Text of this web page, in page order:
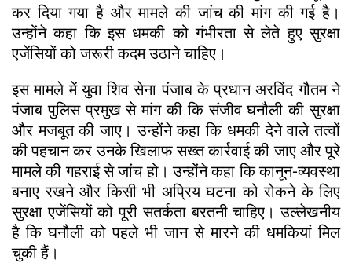
कर दिया गया है और मामले की जांच की मांग की गई है।
उन्होंने कहा कि इस धमकी को गंभीरता से लेते हुए सुरक्षा
एजेंसियों को जरूरी कदम उठाने चाहिए।
इस मामले में युवा शिव सेना पंजाब के प्रधान अरविंद गौतम ने
पंजाब पुलिस प्रमुख से मांग की कि संजीव घनौली की सुरक्षा
और मजबूत की जाए। उन्होंने कहा कि धमकी देने वाले तत्वों
की पहचान कर उनके खिलाफ सख्त कार्रवाई की जाए और पूरे
मामले की गहराई से जांच हो। उन्होंने कहा कि कानून-व्यवस्था
बनाए रखने और किसी भी अप्रिय घटना को रोकने के लिए
सुरक्षा एजेंसियों को पूरी सतर्कता बरतनी चाहिए। उल्लेखनीय
है कि घनौली को पहले भी जान से मारने की धमकियां मिल
चुकी हैं।